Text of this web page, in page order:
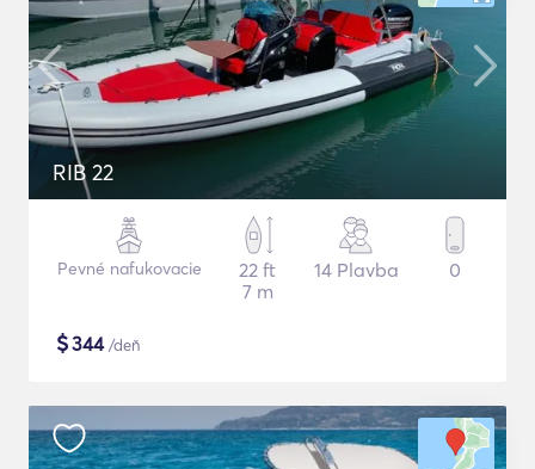
RIB 22
Pevné nafukovacie
22 ft
7 m
14 Plavba 0
$344/deň